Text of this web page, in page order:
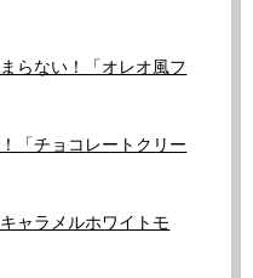
らない！「オレオ風フ
「チョコレートクリー
ャラメルホワイトモ